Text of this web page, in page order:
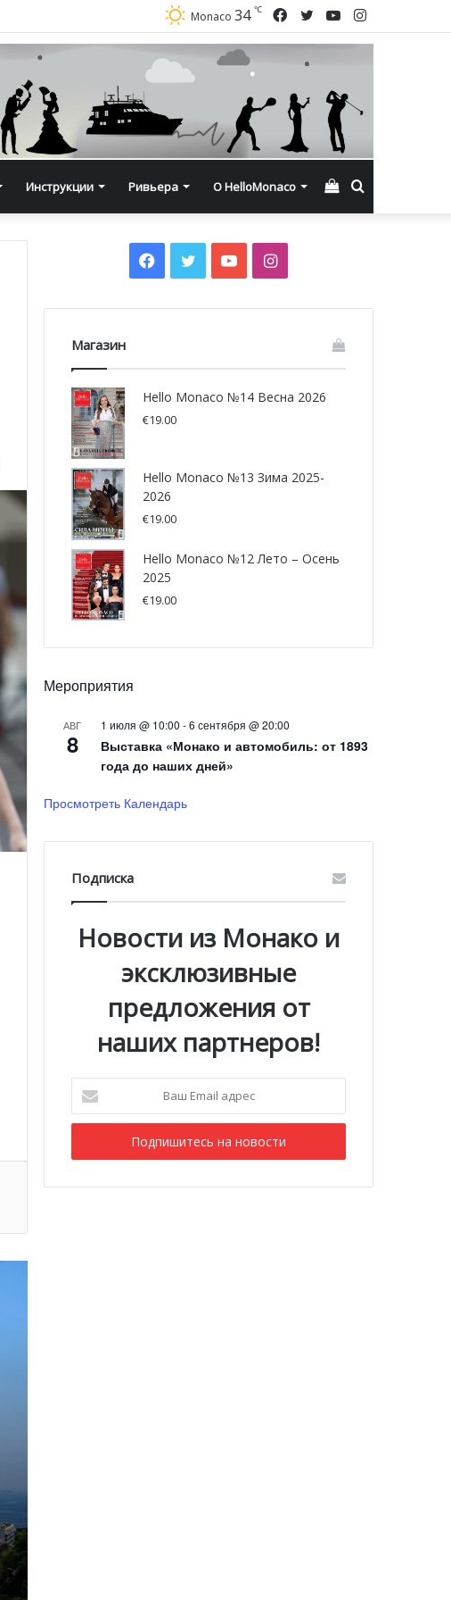
Instagram
YouTube
Twitter
Facebook
Monaco 34 ℃
Инструкции Ривьера О HelloMonaco Смотреть
Facebook
TwitterYouTubeInstagram
Магазин
Hello Monaco №14 Весна 2026
€19.00
Hello Monaco №13 Зима 2025-
2026
€19.00
Hello Monaco №12 Лето – Осень
2025
€19.00
Мероприятия
АВГ
8
1 июля @ 10:00 -6 сентября @ 20:00
Выставка «Монако и автомобиль: от 1893
года до наших дней»
Просмотреть Календарь
Подписка
Новости из Монако и
эксклюзивные
предложения от
наших партнеров!
Email
адрес